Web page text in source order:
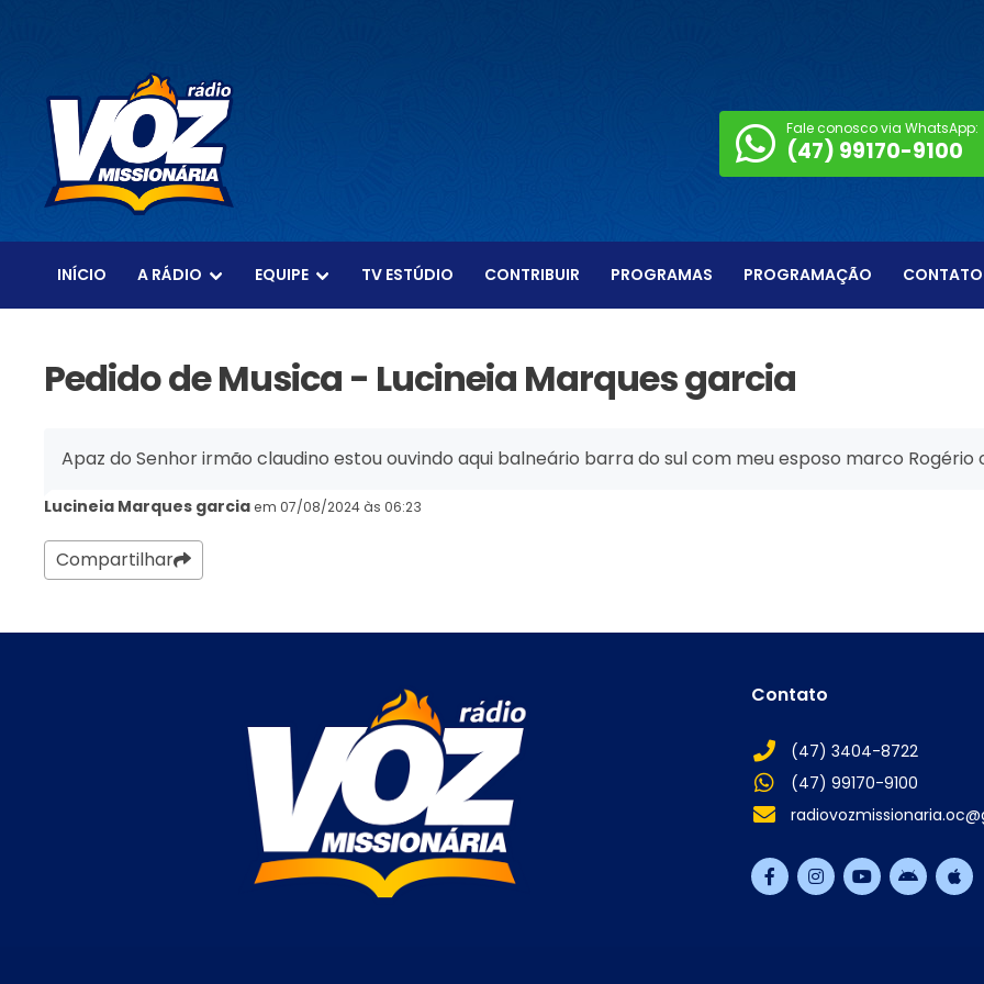
Fale conosco via WhatsApp:
(47) 99170-9100
INÍCIO A RÁDIO EQUIPE TV ESTÚDIO CONTRIBUIR PROGRAMAS PROGRAMAÇÃO CONTATO
Pedido de Musica - Lucineia Marques garcia
Apaz do Senhor irmão claudino estou ouvindo aqui balneário barra do sul com meu esposo marco
Lucineia Marques garciaem 07/08/2024 às 06:23
Compartilhar
Contato
(47) 3404-8722
(47) 99170-9100